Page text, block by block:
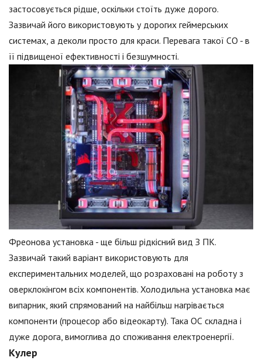
застосовується рідше, оскільки стоїть дуже дорого.
Зазвичай його використовують у дорогих геймерських
системах, а деколи просто для краси. Перевага такої СО - в
її підвищеної ефективності і безшумності.
Фреонова установка - ще більш рідкісний вид З ПК.
Зазвичай такий варіант використовують для
експериментальних моделей, що розраховані на роботу з
оверклокінгом всіх компонентів. Холодильна установка має
випарник, який спрямований на найбільш нагрівається
компоненти (процесор або відеокарту). Така ОС складна і
дуже дорога, вимоглива до споживання електроенергії.
Кулер